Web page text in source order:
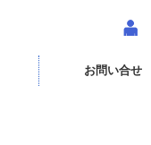
お問い合せ